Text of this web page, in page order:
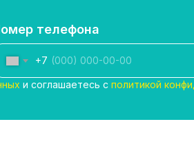
телефона
+7
и соглашаетесь с политикой